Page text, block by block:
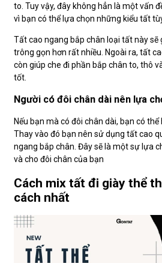
to. Tuy vậy, đây không hẳn là một vấn
vì bạn có thể lựa chọn những kiểu tất
Tất cao ngang bắp chân loại tất này sẽ
trông gọn hơn rất nhiều. Ngoài ra, tất
còn giúp che đi phần bắp chân to, thô
tốt.
Người có đôi chân dài nên lựa
Nếu bạn mà có đôi chân dài, bạn có thể
Thay vào đó bạn nên sử dụng tất cao
ngang bắp chân. Đây sẽ là một sự lựa
và cho đôi chân của bạn
Cách mix tất đi giày thể
cách nhất